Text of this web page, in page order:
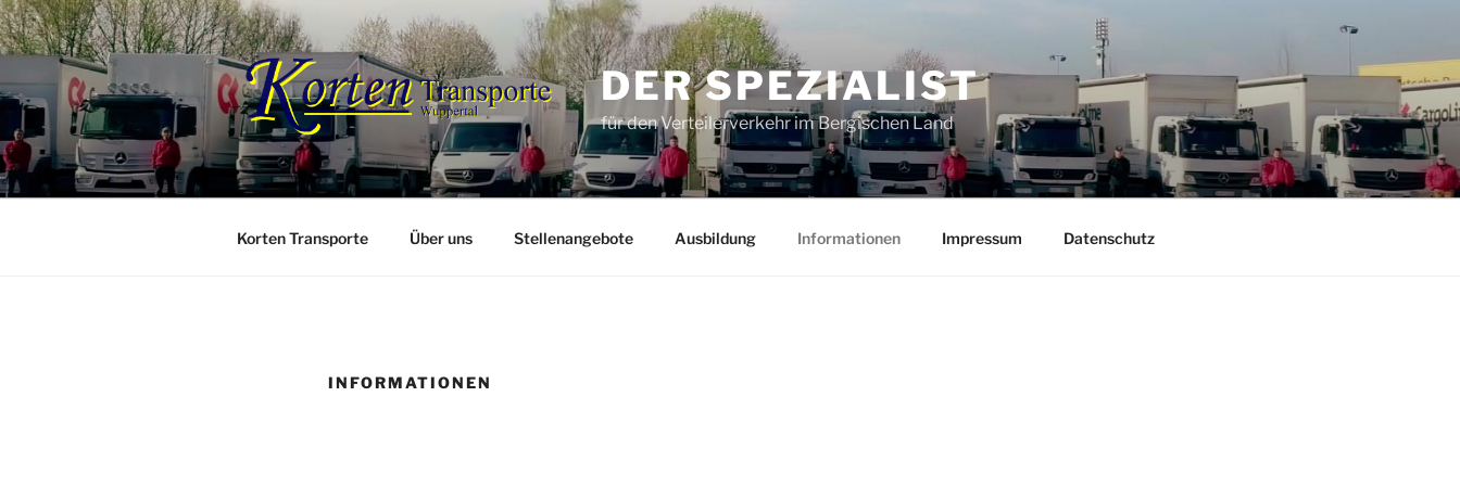
Zum
Inhalt
springen
DER SPEZIALIST
für den Verteilerverkehr im Bergischen Land
Korten Transporte Über uns Stellenangebote Ausbildung Informationen Impressum Datenschutz
INFORMATIONEN